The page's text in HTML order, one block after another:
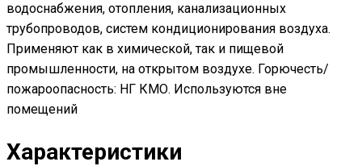
водоснабжения, отопления, канализационных
трубопроводов, систем кондиционирования воздуха.
Применяют как в химической, так и пищевой
промышленности, на открытом воздухе. Горючесть/
пожароопасность: НГ КМО. Используются вне
помещений
Характеристики